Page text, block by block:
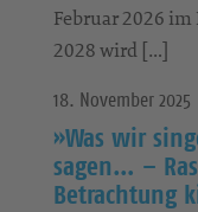
Februar 2026
2028 wird […]
18. November 2025
»Was wir
sagen… –
Betrachtung